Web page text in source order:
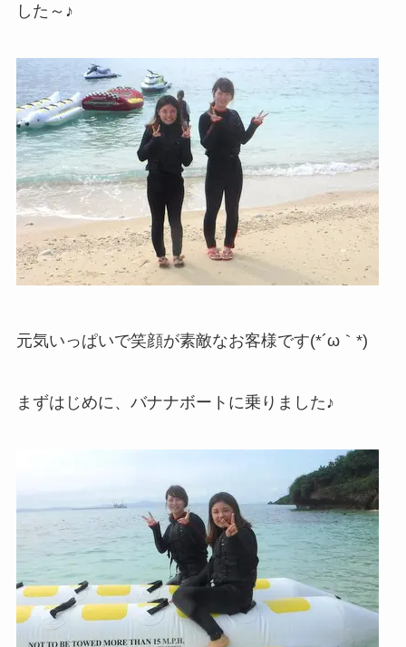
した～♪
元気いっぱいで笑顔が素敵なお客様です(*´ω｀*)
まずはじめに、バナナボートに乗りました♪